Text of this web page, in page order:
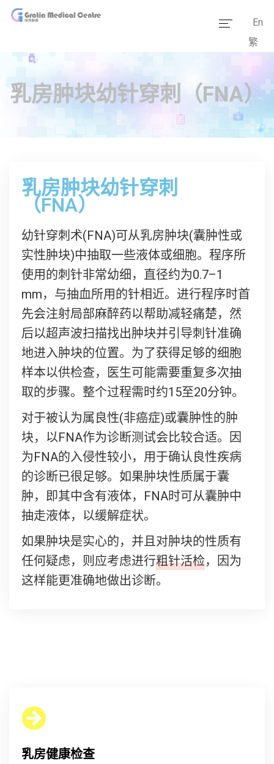
服务范畴
传媒报道
En
繁
乳房肿块幼针穿刺（FNA）
乳房肿块幼针穿刺
（FNA）
幼针穿刺术(FNA)可从乳房肿块(囊肿性或
实性肿块)中抽取一些液体或细胞。程序所
使用的刺针非常幼细，直径约为0.7–1
mm，与抽血所用的针相近。进行程序时首
先会注射局部麻醉药以帮助减轻痛楚，然
后以超声波扫描找出肿块并引导刺针准确
地进入肿块的位置。为了获得足够的细胞
样本以供检查，医生可能需要重复多次抽
取的步骤。整个过程需时约15至20分钟。
对于被认为属良性(非癌症)或囊肿性的肿
块，以FNA作为诊断测试会比较合适。因
为FNA的入侵性较小，用于确认良性疾病
的诊断已很足够。如果肿块性质属于囊
肿，即其中含有液体，FNA时可从囊肿中
抽走液体，以缓解症状。
如果肿块是实心的，并且对肿块的性质有
任何疑虑，则应考虑进行粗针活检，因为
这样能更准确地做出诊断。
乳房健康检查